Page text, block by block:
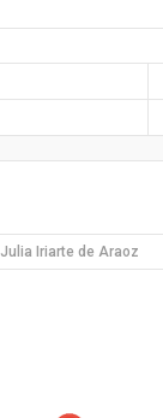
Julia Iriarte de Araoz